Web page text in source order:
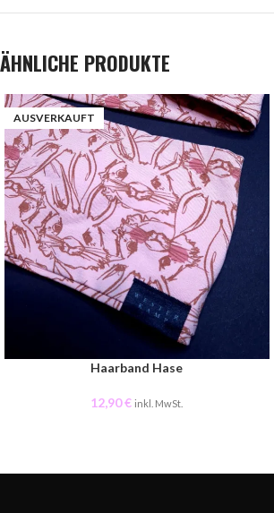
ÄHNLICHE PRODUKTE
AUSVERKAUFT
Haarband Hase
12,90€ inkl. MwSt.